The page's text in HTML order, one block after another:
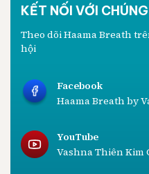
KẾT NỐI VỚI
Theo dõi Haama Breath
hội
Facebook
Haama Breath by
YouTube
Vashna Thiên Kim